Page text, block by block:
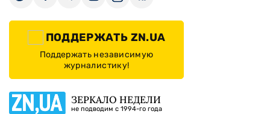
ПОДДЕРЖАТЬ ZN.UA
Поддержать независимую
журналистику!
ЗЕРКАЛО НЕДЕЛИ
не подводим с 1994-го года